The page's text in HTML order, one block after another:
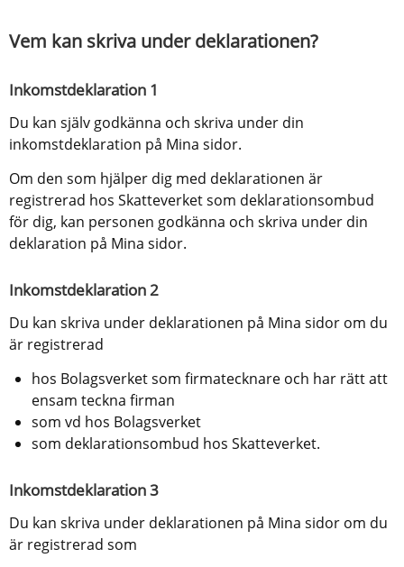
Vem kan skriva under deklarationen?
Inkomstdeklaration 1
Du kan själv godkänna och skriva under din
inkomstdeklaration på Mina sidor.
Om den som hjälper dig med deklarationen är
registrerad hos Skatteverket som deklarationsombud
för dig, kan personen godkänna och skriva under din
deklaration på Mina sidor.
Inkomstdeklaration 2
Du kan skriva under deklarationen på Mina sidor om du
är registrerad
hos Bolagsverket som firmatecknare och har rätt att
ensam teckna firman
som vd hos Bolagsverket
som deklarationsombud hos Skatteverket.
Inkomstdeklaration 3
Du kan skriva under deklarationen på Mina sidor om du
är registrerad som